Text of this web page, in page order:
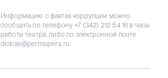
Информацию о фактах коррупции можно
сообщить по телефону+7 (342) 212 54 16 в часы
работы театра, либо по электронной почте
dlobas@permopera.ru